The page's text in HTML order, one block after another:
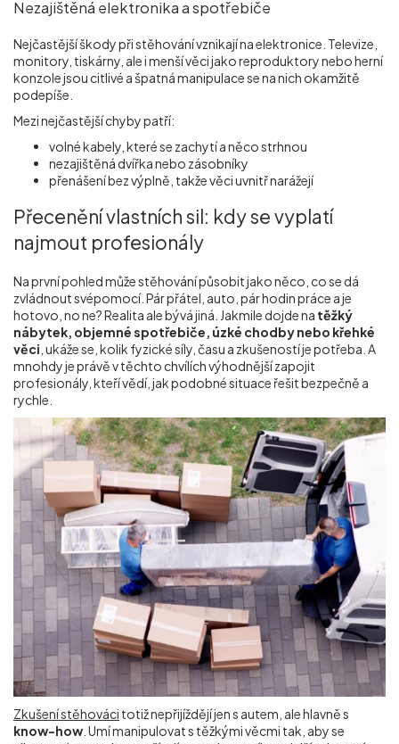
Nezajištěná elektronika a spotřebiče
Nejčastější škody při stěhování vznikají na elektronice. Televize,
monitory, tiskárny, ale i menší věci jako reproduktory nebo herní
konzole jsou citlivé a špatná manipulace se na nich okamžitě
podepíše.
Mezi nejčastější chyby patří:
volné kabely, které se zachytí a něco strhnou
nezajištěná dvířka nebo zásobníky
přenášení bez výplně, takže věci uvnitř narážejí
Přecenění vlastních sil: kdy se vyplatí
najmout profesionály
Na první pohled může stěhování působit jako něco, co se dá
zvládnout svépomocí. Pár přátel, auto, pár hodin práce a je
hotovo, no ne? Realita ale bývá jiná. Jakmile dojde na těžký
nábytek, objemné spotřebiče, úzké chodby nebo křehké
věci , ukáže se, kolik fyzické síly, času a zkušeností je potřeba. A
mnohdy je právě v těchto chvílích výhodnější zapojit
profesionály, kteří vědí, jak podobné situace řešit bezpečně a
rychle.
Zkušení stěhováci totiž nepřijíždějí jen s autem, ale hlavně s
know-how . Umí manipulovat s těžkými věcmi tak, aby se